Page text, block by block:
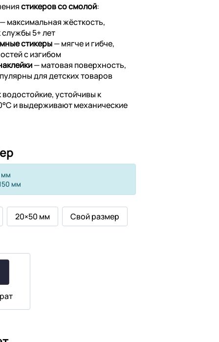
стикеров со смолой:
— максимальная жёсткость,
5+ лет
стикеры— мягче и гибче,
с изгибом
— матовая поверхность,
для детских товаров
устойчивы к
и выдерживают механические
мм
мм
20×50 мм Свой размер